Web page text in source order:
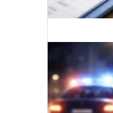
votre
tribunal
de
police
au
volant
: